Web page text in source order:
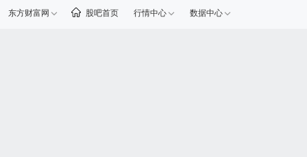
东方财富网 股吧首页 行情中心 数据中心